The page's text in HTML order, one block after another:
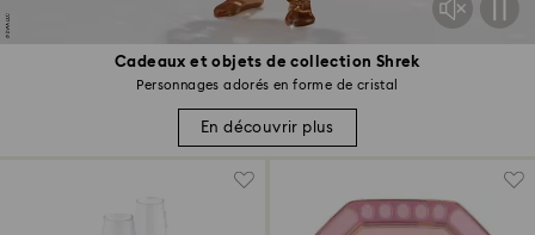
Cadeaux et objets de collection Shrek
Personnages adorés en forme de cristal
En découvrir plus